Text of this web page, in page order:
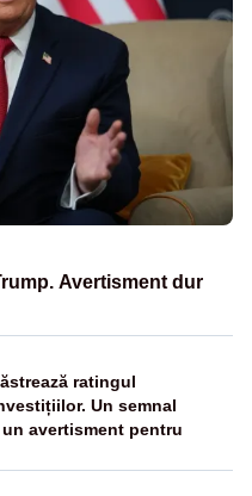
Avertisment dur
ratingul
Un semnal
avertisment pentru